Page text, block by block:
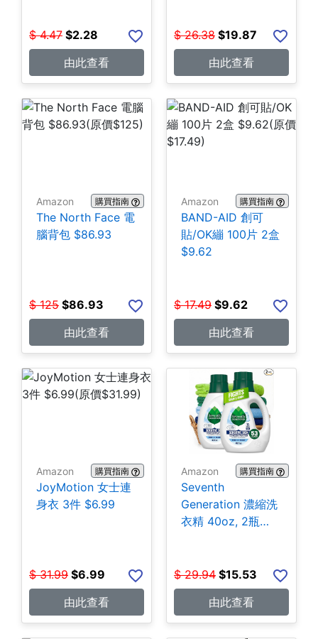
$ 4.47 $2.28
由此查看
$ 26.38 $19.87
由此查看
Amazon 購買指南
The North Face 電
腦背包 $86.93
$ 125 $86.93
由此查看
Amazon 購買指南
BAND-AID 創可
貼/OK繃 100片 2盒
$9.62
$ 17.49 $9.62
由此查看
Amazon 購買指南
JoyMotion 女士連
身衣 3件 $6.99
$ 31.99 $6.99
由此查看
Amazon 購買指南
Seventh
Generation 濃縮洗
衣精 40oz, 2瓶
$ 29.94 $15.53
由此查看